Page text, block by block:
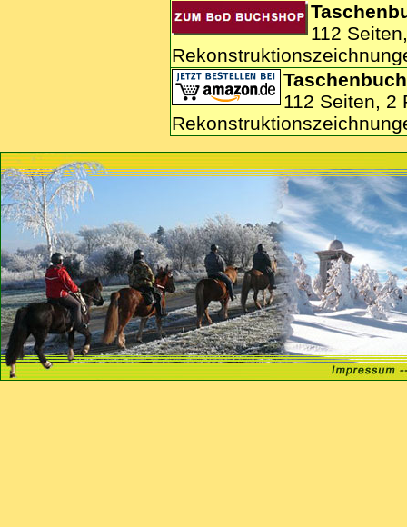
112
112 Seiten, 2